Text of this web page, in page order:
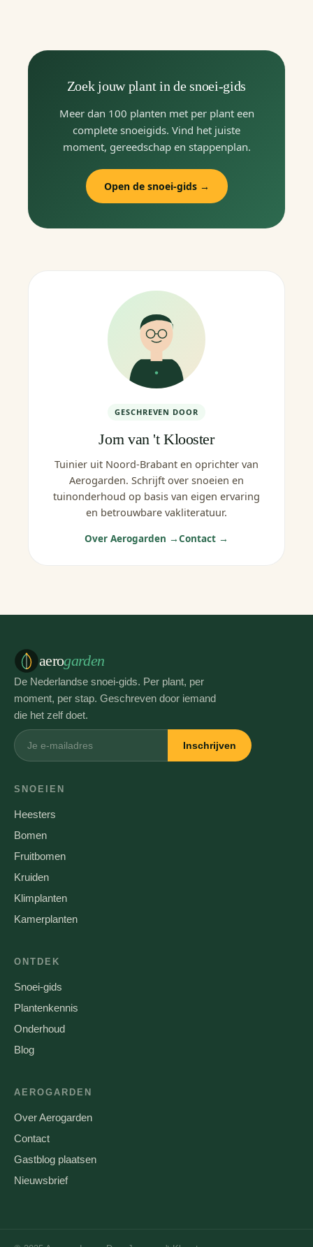
Zoek jouw plant in de snoei-gids
Meer dan 100 planten met per plant een
complete snoeigids. Vind het juiste
moment, gereedschap en stappenplan.
Open de snoei-gids →
GESCHREVEN DOOR
Jorn van 't Klooster
Tuinier uit Noord-Brabant en oprichter van
Aerogarden. Schrijft over snoeien en
tuinonderhoud op basis van eigen ervaring
en betrouwbare vakliteratuur.
Over Aerogarden →Contact →
aerogarden
De Nederlandse snoei-gids. Per plant, per
moment, per stap. Geschreven door iemand
die het zelf doet.
Inschrijven
SNOEIEN
Heesters
Bomen
Fruitbomen
Kruiden
Klimplanten
Kamerplanten
ONTDEK
Snoei-gids
Plantenkennis
Onderhoud
Blog
AEROGARDEN
Over Aerogarden
Contact
Gastblog plaatsen
Nieuwsbrief